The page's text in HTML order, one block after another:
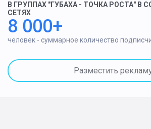
В ГРУППАХ "ГУБАХА - ТОЧКА РОСТА" В
СЕТЯХ
8 000+
человек - суммарное количество
Разместить